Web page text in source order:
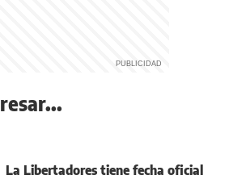
La Libertadores tiene fecha oficial